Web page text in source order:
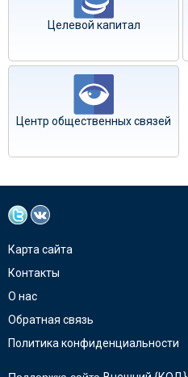
Целевой капитал
Центр общественных связей
Карта сайта
Контакты
О нас
Обратная связь
Политика конфиденциальности